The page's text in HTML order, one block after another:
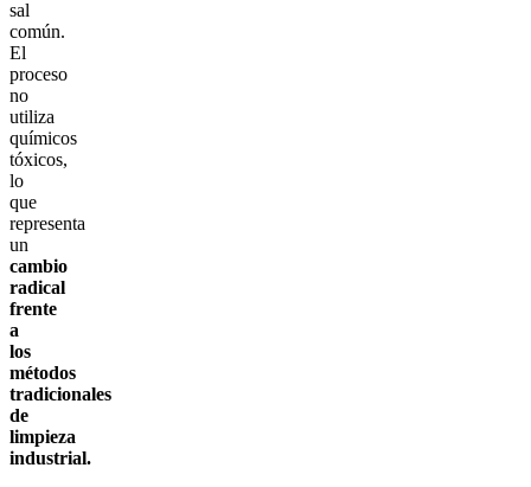
sal
común.
El
proceso
no
utiliza
químicos
tóxicos,
lo
que
representa
un
cambio
radical
frente
a
los
métodos
tradicionales
de
limpieza
industrial.